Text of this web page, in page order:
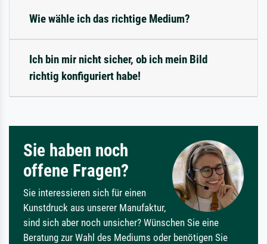
Wie wähle ich das richtige Medium?
Ich bin mir nicht sicher, ob ich mein Bild
richtig konfiguriert habe!
Sie haben noch
offene Fragen?
Sie interessieren sich für einen
Kunstdruck aus unserer Manufaktur,
sind sich aber noch unsicher? Wünschen Sie eine
Beratung zur Wahl des Mediums oder benötigen Sie